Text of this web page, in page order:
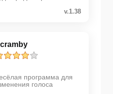
v.1.38
программа для
голоса